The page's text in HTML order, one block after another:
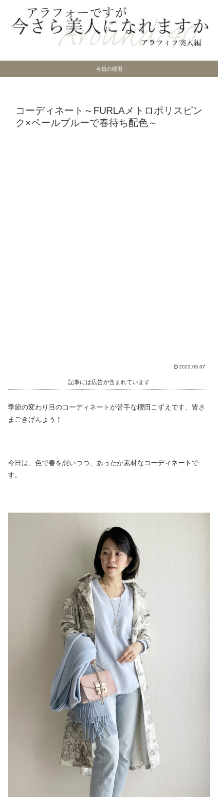
今日の櫻田
コーディネート～FURLAメトロポリスピン
ク×ペールブルーで春待ち配色～
2022.03.07
記事には広告が含まれています
季節の変わり目のコーディネートが苦手な櫻田こずえです、皆さ
まごきげんよう！
今日は、色で春を想いつつ、あったか素材なコーディネートで
す。